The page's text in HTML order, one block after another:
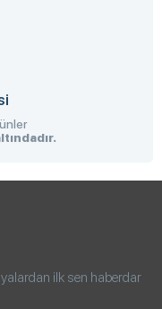
ilk sen haberdar